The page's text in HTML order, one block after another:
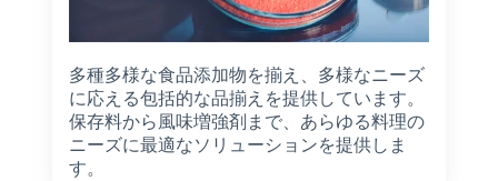
多種多様な食品添加物を揃え、多様なニーズ
に応える包括的な品揃えを提供しています。
保存料から風味増強剤まで、あらゆる料理の
ニーズに最適なソリューションを提供しま
す。